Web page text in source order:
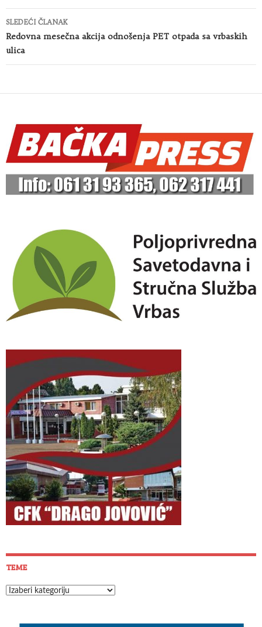
SLEDEĆI ČLANAK
Redovna mesečna akcija odnošenja PET otpada sa vrbaskih
ulica
TEME
Teme